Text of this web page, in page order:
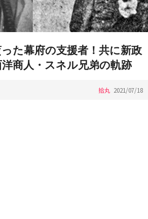
た幕府の支援者！共に新政
商人・スネル兄弟の軌跡
拾丸 2021/07/18